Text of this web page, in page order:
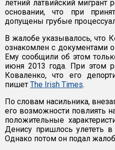
летний латвийский мигрант
основании, что при
допущены грубые
В жалобе указывалось, что
ознакомлен с документами
Ему сообщили об этом
июня 2013 года. При этом
Коваленко, что его
пишет The Irish Times.
По словам насильника,
его возможности повлиять
положительные
Денису пришлось улететь
Однако потом он подал